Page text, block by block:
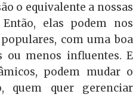
o equivalente a nossas
elas podem nos
com uma boa
ou menos influentes. E
podem mudar o
quem quer gerenciar